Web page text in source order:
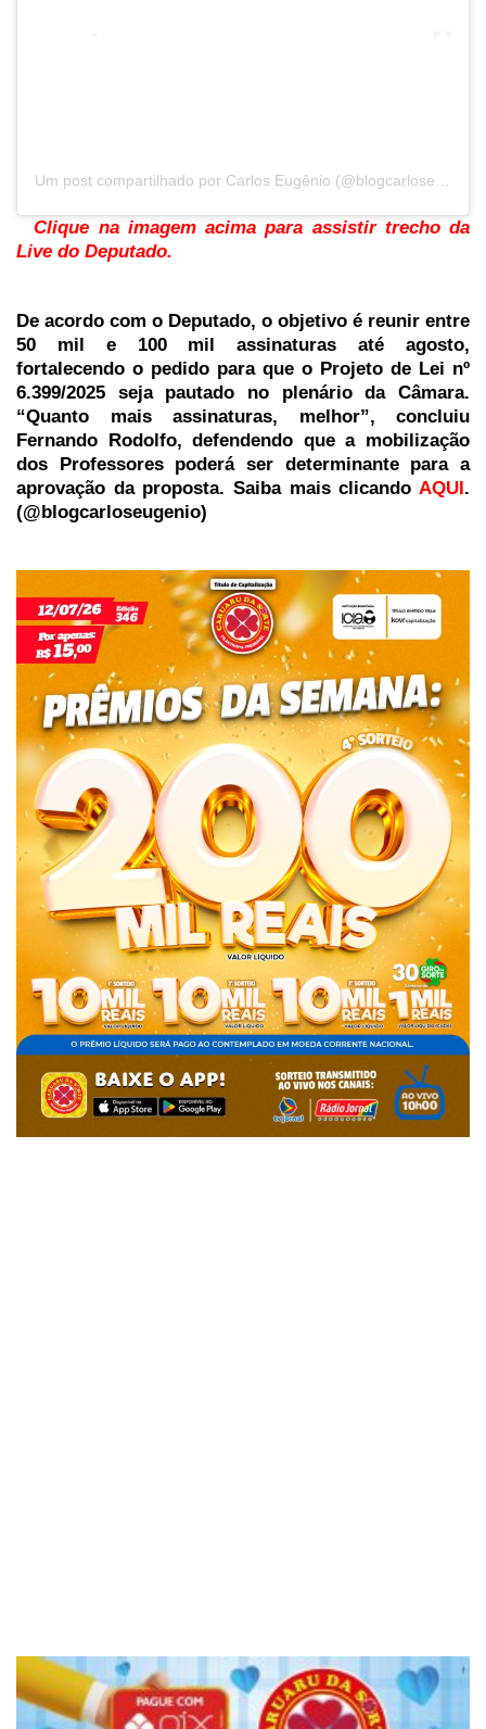
Clique na imagem acima para assistir trecho da
Live do Deputado.
De acordo com o Deputado, o objetivo é reunir entre
50 mil e 100 mil assinaturas até agosto,
fortalecendo o pedido para que o Projeto de Lei nº
6.399/2025 seja pautado no plenário da Câmara.
“Quanto mais assinaturas, melhor”, concluiu
Fernando Rodolfo, defendendo que a mobilização
dos Professores poderá ser determinante para a
aprovação da proposta. Saiba mais clicando AQUI.
(@blogcarloseugenio)